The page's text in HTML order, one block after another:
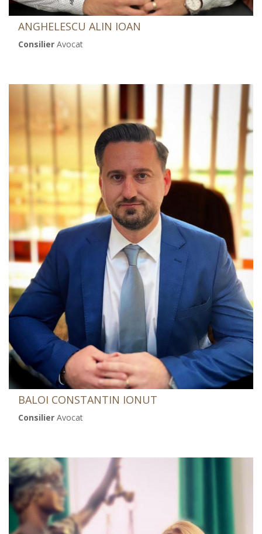
ANGHELESCU ALIN IOAN
Consilier Avocat
BALOI CONSTANTIN IONUT
Consilier Avocat